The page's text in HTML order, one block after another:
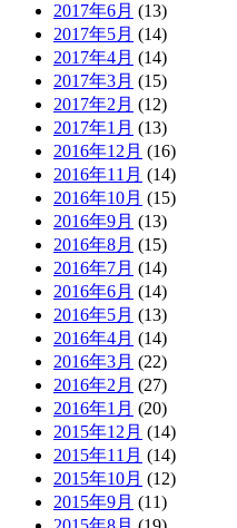
2017年6月 (13)
2017年5月 (14)
2017年4月 (14)
2017年3月 (15)
2017年2月 (12)
2017年1月 (13)
2016年12月 (16)
2016年11月 (14)
2016年10月 (15)
2016年9月 (13)
2016年8月 (15)
2016年7月 (14)
2016年6月 (14)
2016年5月 (13)
2016年4月 (14)
2016年3月 (22)
2016年2月 (27)
2016年1月 (20)
2015年12月 (14)
2015年11月 (14)
2015年10月 (12)
2015年9月 (11)